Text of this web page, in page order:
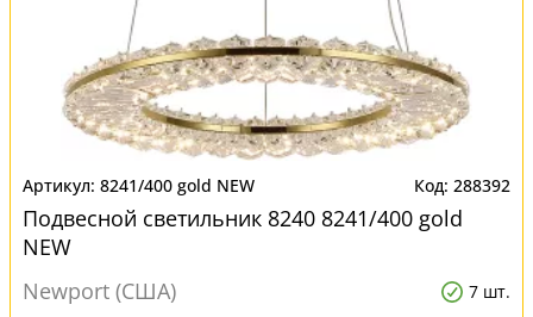
8241/400 gold NEW 288392
Подвесной светильник 8240 8241/400 gold
NEW
Newport (США)
7 шт.